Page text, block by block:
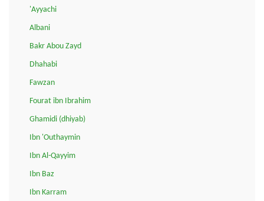
'Ayyachi
Albani
Bakr Abou Zayd
Dhahabi
Fawzan
Fourat ibn Ibrahim
Ghamidi (dhiyab)
Ibn 'Outhaymin
Ibn Al-Qayyim
Ibn Baz
Ibn Karram